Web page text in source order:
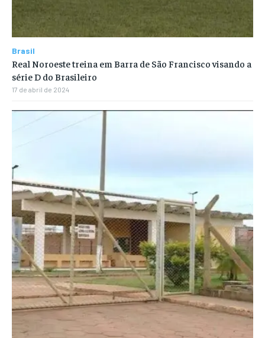
Brasil
Real Noroeste treina em Barra de São Francisco visando a
série D do Brasileiro
17 de abril de 2024